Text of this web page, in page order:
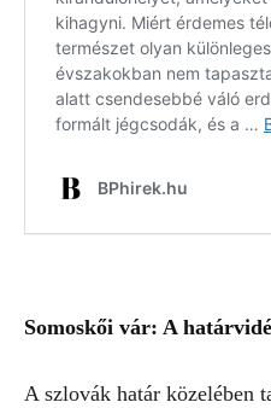
Somoskői vár: A
A szlovák határ közelében